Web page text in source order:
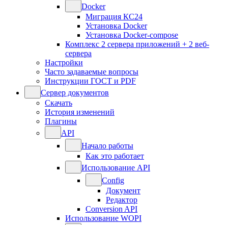
Docker
Миграция КС24
Установка Docker
Установка Docker-compose
Комплекс 2 сервера приложений + 2 веб-
сервера
Настройки
Часто задаваемые вопросы
Инструкции ГОСТ и PDF
Сервер документов
Скачать
История изменений
Плагины
API
Начало работы
Как это работает
Использование API
Config
Документ
Редактор
Conversion API
Использование WOPI